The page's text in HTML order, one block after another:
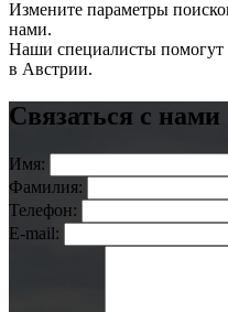
Измените параметры
нами.
Наши специалисты
в Австрии.
Связаться с нами
Имя:
Фамилия:
Телефон:
E-mail: